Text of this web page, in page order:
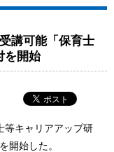
講可能「保育士
を開始
等キャリアアップ研
開始した。